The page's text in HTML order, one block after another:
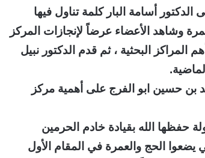
أسامة البار كلمة تناول فيها
وشاهد الأعضاء عرضاً لإنجازات المركز
المراكز البحثية ، ثم قدم الدكتور نبيل
بن حسين ابو الفرج على أهمية مركز
حفظها الله بقيادة خادم الحرمين
يضعوا الحج والعمرة في المقام الأول